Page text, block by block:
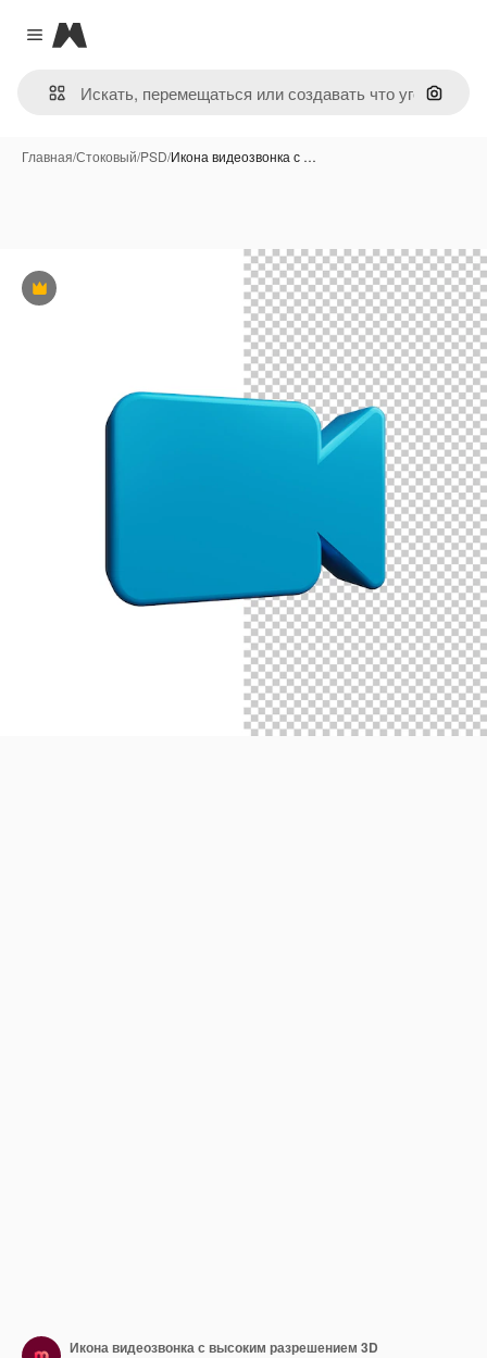
Close menu
Magnific
Поиск
Главная/Стоковый/PSD/Икона видеозвонка с …
Премиум
Икона видеозвонка с высоким разрешением 3D